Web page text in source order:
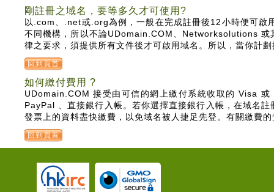
剛註冊之域名，要等多久才可使用?
以.com、.net或.org為例，一般在完成註冊後12小時便可
不同機構，所以不論UDomain.COM、Networksolutions 或
律之要求，須提供所有文件後才可啟用域名。所以，當你計
回到頁首
如何繳付費用 ?
UDomain.COM 接受由可信的網上繳付系統收取的 Visa
PayPal 、直接銀行入帳。若你選擇直接銀行入帳，在域名
發票上的資料盡快繳費，以免域名被人捷足先登。有關繳費
回到頁首